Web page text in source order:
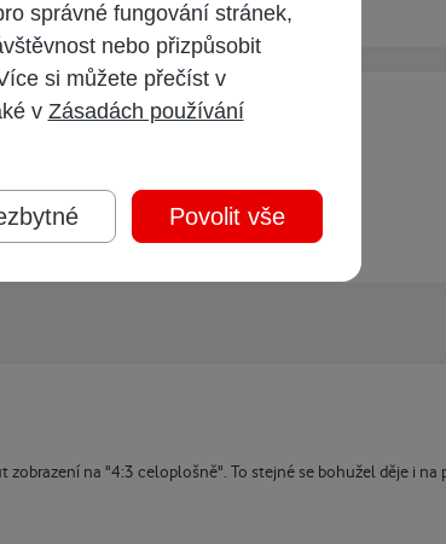
obrazu nemění
na "4:3 celoplošně". To stejné se bohužel děje i na
správné fungování stránek,
nebo přizpůsobit
si můžete přečíst v
v Zásadách používání
Povolit vše